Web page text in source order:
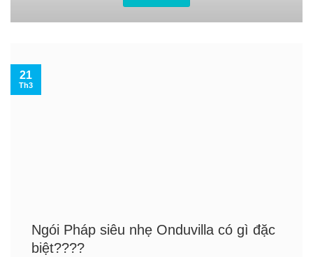
Ngói Pháp siêu nhẹ Onduvilla có gì đặc
biệt????
21
Th3